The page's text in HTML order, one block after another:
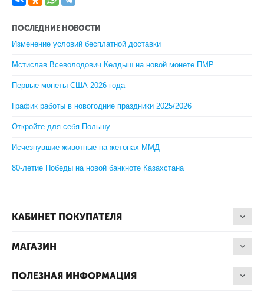
ПОСЛЕДНИЕ НОВОСТИ
Изменение условий бесплатной доставки
Мстислав Всеволодович Келдыш на новой монете ПМР
Первые монеты США 2026 года
График работы в новогодние праздники 2025/2026
Откройте для себя Польшу
Исчезнувшие животные на жетонах ММД
80-летие Победы на новой банкноте Казахстана
КАБИНЕТ ПОКУПАТЕЛЯ
МАГАЗИН
ПОЛЕЗНАЯ ИНФОРМАЦИЯ